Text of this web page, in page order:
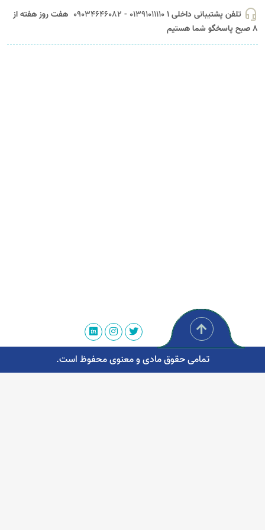
headset_mic تلفن پشتیبانی داخلی 1 01391011110 - 09034646082
هفت روز هفته از
8 صبح پاسخگو شما هستیم
تمامی حقوق مادی و معنوی محفوظ است.